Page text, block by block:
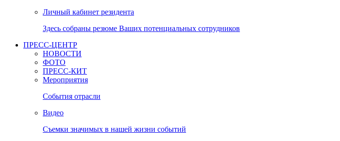
Личный кабинет резидента
Здесь собраны резюме Ваших потенциальных сотрудников
ПРЕСС-ЦЕНТР
НОВОСТИ
ФОТО
ПРЕСС-КИТ
Мероприятия
События отрасли
Видео
Съемки значимых в нашей жизни событий